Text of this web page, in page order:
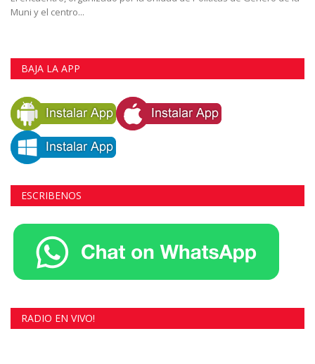
Muni y el centro...
BAJA LA APP
ESCRIBENOS
RADIO EN VIVO!